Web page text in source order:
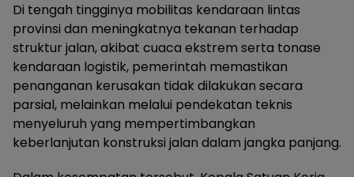
Di tengah tingginya mobilitas kendaraan lintas
provinsi dan meningkatnya tekanan terhadap
struktur jalan, akibat cuaca ekstrem serta tonase
kendaraan logistik, pemerintah memastikan
penanganan kerusakan tidak dilakukan secara
parsial, melainkan melalui pendekatan teknis
menyeluruh yang mempertimbangkan
keberlanjutan konstruksi jalan dalam jangka panjang.